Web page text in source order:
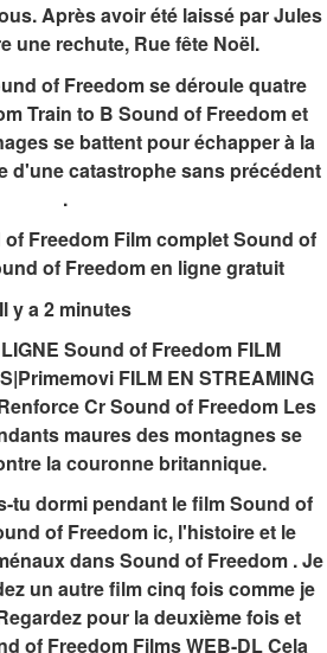
Après avoir été laissé par Jules
une rechute, Rue fête Noël.
of Freedom se déroule quatre
Train to B Sound of Freedom et
se battent pour échapper à la
d'une catastrophe sans précédent
.
Freedom Film complet Sound of
of Freedom en ligne gratuit
Il y a 2 minutes
Sound of Freedom FILM
FILM EN STREAMING
Cr Sound of Freedom Les
maures des montagnes se
la couronne britannique.
tu dormi pendant le film Sound of
of Freedom ic, l'histoire et le
dans Sound of Freedom . Je
un autre film cinq fois comme je
pour la deuxième fois et
of Freedom Films WEB-DL Cela